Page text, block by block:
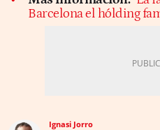
Barcelona el hólding
Ignasi Jorro